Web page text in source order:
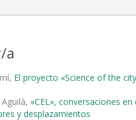
a
El proyecto «Science of the
«CEL», conversaciones en
y desplazamientos